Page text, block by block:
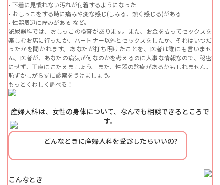
• 下着に見慣れない汚れが付着するようになった
• おしっこをする時に痛みや変な感じ(しみる、熱く感じる)がある
• 性器周辺に痒みがある など。
泌尿器科では、おしっこの検査があります。また、お金を払ってセックスを
楽しむお店に行ったか、パートナー以外とセックスをしたか、それはいつだ
ったかを聞かれます。あなたが打ち明けたことを、医者は誰にも言いませ
ん。医者が、あなたの病気が何なのかを考えるのに大事な情報なので、秘密
にせず、正直にこたえましょう。また、性器の診療があるかもしれません。
恥ずかしがらずに診察をうけましょう。
もっとくわしく調べる！
産婦人科は、女性の身体について、なんでも相談できるところで
す。
どんなときに産婦人科を受診したらいいの?
こんなとき